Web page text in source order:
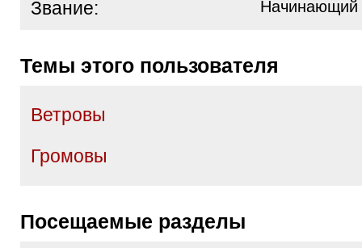
Звание: Начинающий
Темы этого пользователя
Ветровы
Громовы
Посещаемые разделы